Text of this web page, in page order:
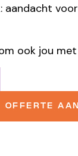
aandacht
ook jou
OFFERTE